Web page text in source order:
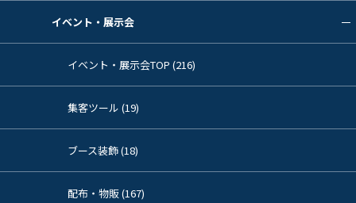
イベント・展示会
イベント・展示会TOP (216)
集客ツール (19)
ブース装飾 (18)
配布・物販 (167)